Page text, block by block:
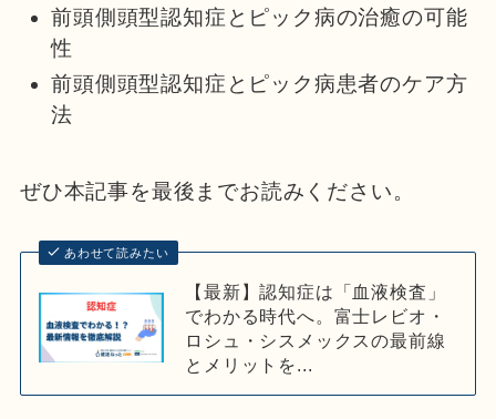
前頭側頭型認知症とピック病の治癒の可能
性
前頭側頭型認知症とピック病患者のケア方
法
ぜひ本記事を最後までお読みください。
あわせて読みたい
【最新】認知症は「血液検査」
でわかる時代へ。富士レビオ・
ロシュ・シスメックスの最前線
とメリットを...